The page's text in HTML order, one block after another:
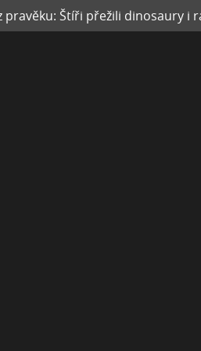
pravěku: Štíři přežili dinosaury i